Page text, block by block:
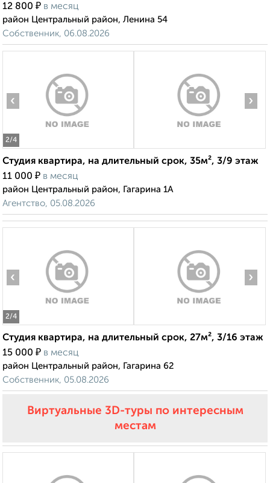
12 800 ₽ в месяц
район Центральный район, Ленина 54
Собственник, 06.08.2026
2/4
‹ ›
Студия квартира, на длительный срок, 35м², 3/9 этаж
11 000 ₽ в месяц
район Центральный район, Гагарина 1А
Агентство, 05.08.2026
2/4
‹ ›
Студия квартира, на длительный срок, 27м², 3/16 этаж
15 000 ₽ в месяц
район Центральный район, Гагарина 62
Собственник, 05.08.2026
Виртуальные 3D-туры по интересным
местам